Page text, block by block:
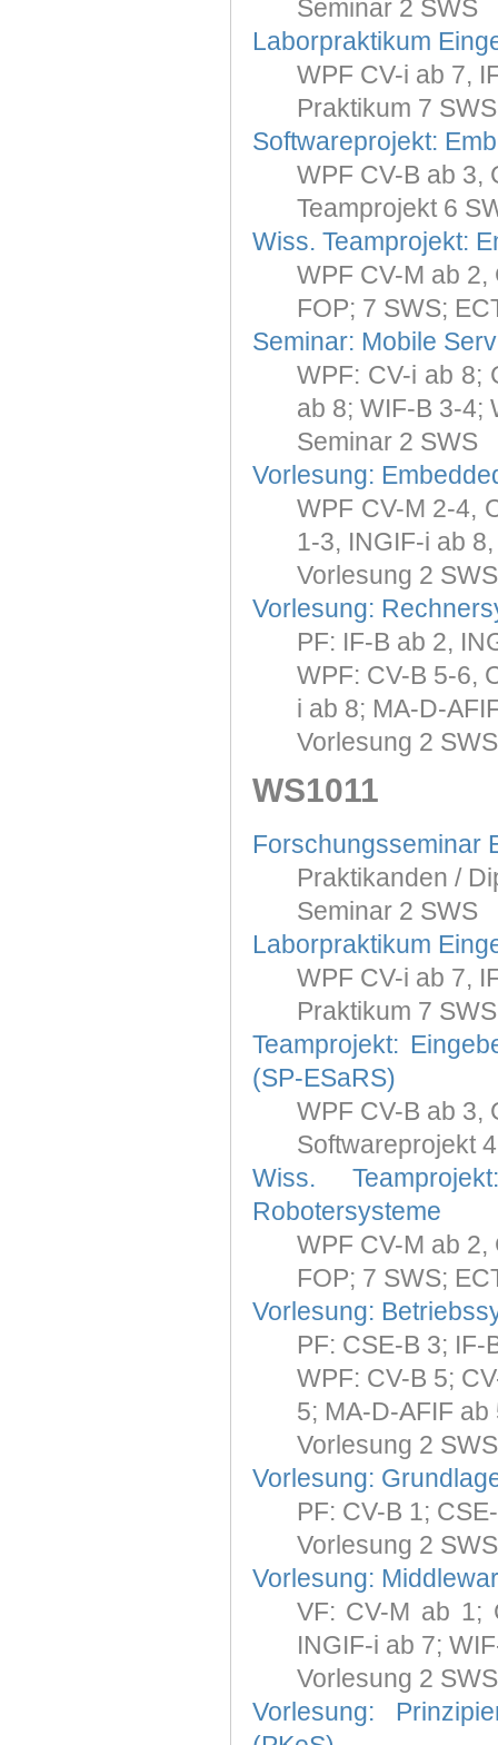
Seminar 2 SWS
Laborpraktikum
WPF CV-i ab 7,
Praktikum 7
Softwareprojekt:
WPF CV-B ab 3,
Teamprojekt 6
Wiss. Teamprojekt:
WPF CV-M ab 2,
FOP; 7 SWS;
Seminar: Mobile
WPF: CV-i ab 8;
ab 8; WIF-B 3-4;
Seminar 2 SWS
Vorlesung:
WPF CV-M 2-4,
1-3, INGIF-i ab
Vorlesung 2
Vorlesung:
PF: IF-B ab 2,
WPF: CV-B 5-6,
i ab 8; MA-D-
Vorlesung 2
WS1011
Forschungsseminar
Praktikanden /
Seminar 2 SWS
Laborpraktikum
WPF CV-i ab 7,
Praktikum 7
Teamprojekt:
(SP-ESaRS)
WPF CV-B ab 3,
Softwareprojekt
Wiss.
Robotersysteme
WPF CV-M ab 2,
FOP; 7 SWS;
Vorlesung:
PF: CSE-B 3; IF-
WPF: CV-B 5;
5; MA-D-AFIF ab
Vorlesung 2
Vorlesung:
PF: CV-B 1;
Vorlesung 2
Vorlesung:
VF: CV-M ab 1;
INGIF-i ab 7;
Vorlesung 2
Vorlesung: